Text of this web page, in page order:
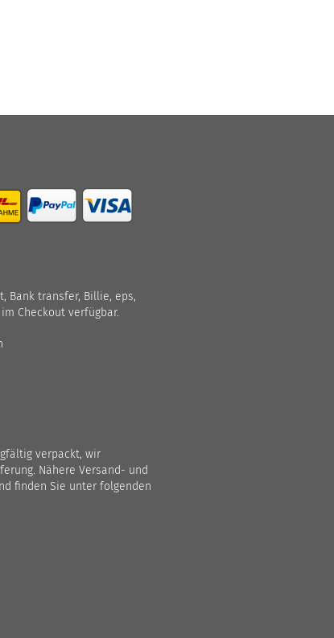
Bank transfer, Billie, eps,
Checkout verfügbar.
verpackt, wir
Nähere Versand- und
finden Sie unter folgenden